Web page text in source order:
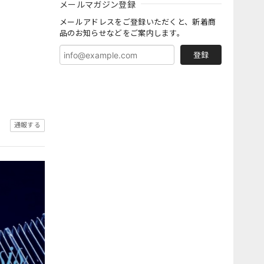
メールマガジン登録
メールアドレスをご登録いただくと、新着商
品のお知らせなどをご案内します。
登録
通報する